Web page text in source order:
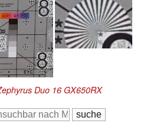
Duo 16 GX650RX